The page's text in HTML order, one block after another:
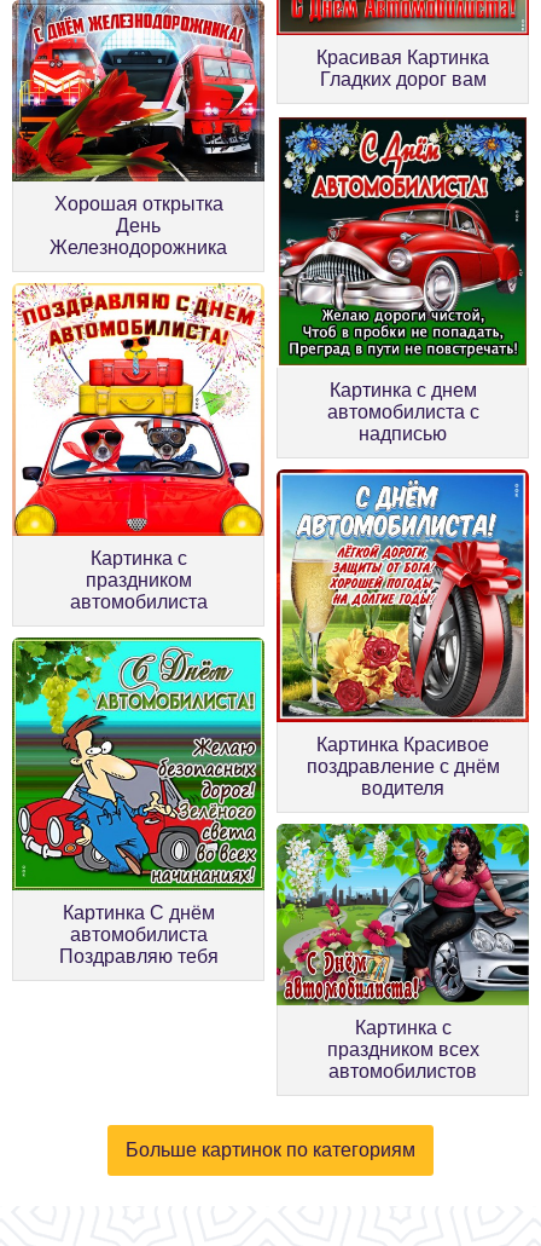
Красивая Картинка
Гладких дорог вам
Хорошая открытка
День
Железнодорожника
Картинка с днем
автомобилиста с
надписью
Картинка с
праздником
автомобилиста
Картинка Красивое
поздравление с днём
водителя
Картинка С днём
автомобилиста
Поздравляю тебя
Картинка с
праздником всех
автомобилистов
Больше картинок по категориям